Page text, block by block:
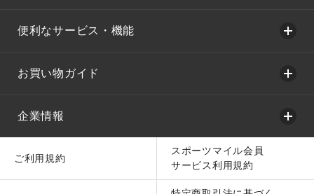
便利なサービス・機能
お買い物ガイド
企業情報
ご利用規約
スポーツマイル会員
サービス利用規約